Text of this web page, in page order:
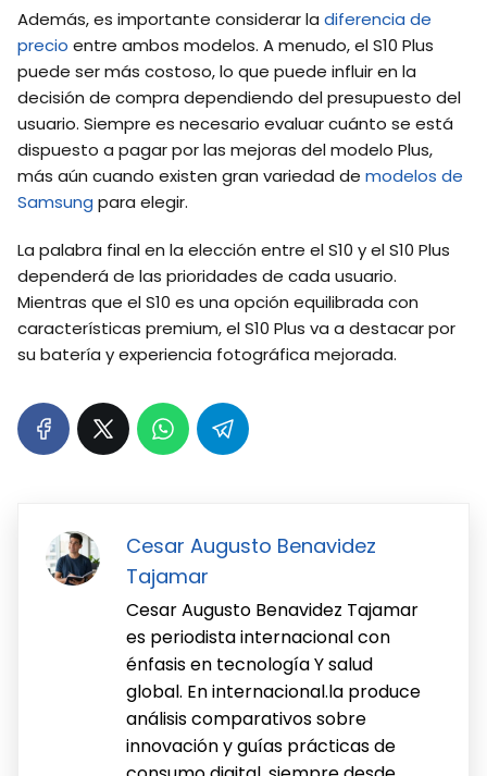
Además, es importante considerar la diferencia de
precio entre ambos modelos. A menudo, el S10 Plus
puede ser más costoso, lo que puede influir en la
decisión de compra dependiendo del presupuesto del
usuario. Siempre es necesario evaluar cuánto se está
dispuesto a pagar por las mejoras del modelo Plus,
más aún cuando existen gran variedad de modelos de
Samsung para elegir.
La palabra final en la elección entre el S10 y el S10 Plus
dependerá de las prioridades de cada usuario.
Mientras que el S10 es una opción equilibrada con
características premium, el S10 Plus va a destacar por
su batería y experiencia fotográfica mejorada.
Cesar Augusto Benavidez
Tajamar
Cesar Augusto Benavidez Tajamar
es periodista internacional con
énfasis en tecnología Y salud
global. En internacional.la produce
análisis comparativos sobre
innovación y guías prácticas de